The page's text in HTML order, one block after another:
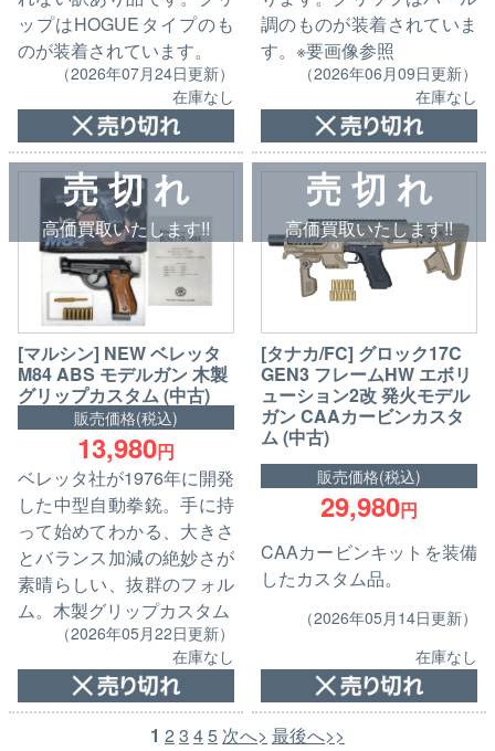
1 2 3 45 次へ> 最後へ>>
ップはHOGUEタイプのも
のが装着されています。
（2026年07月24日更新）
在庫なし
調のものが装着されていま
す。※要画像参照
（2026年06月09日更新）
在庫なし
売 切 れ
高価買取いたします!!
[マルシン] NEW ベレッタ
M84 ABS モデルガン 木製
グリップカスタム (中古)
販売価格(税込)
13,980円
ベレッタ社が1976年に開発
した中型自動拳銃。手に持
って始めてわかる、大きさ
とバランス加減の絶妙さが
素晴らしい、抜群のフォル
ム。木製グリップカスタム
（2026年05月22日更新）
在庫なし
売 切 れ
高価買取いたします!!
[タナカ/FC] グロック17C
GEN3 フレームHW エボリ
ューション2改 発火モデル
ガン CAAカービンカスタ
ム (中古)
販売価格(税込)
29,980円
CAAカービンキットを装備
したカスタム品。
（2026年05月14日更新）
在庫なし